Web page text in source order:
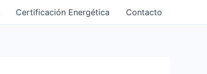
Certificación Energética Contacto